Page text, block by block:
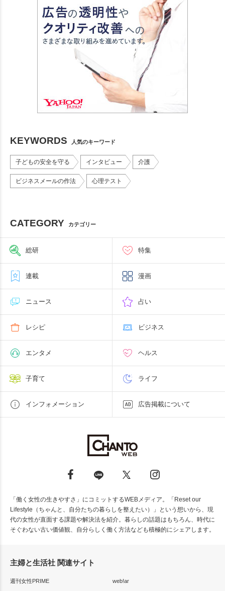
KEYWORDS 人気のキーワード
子どもの安全を守る インタビュー 介護
ビジネスメールの作法 心理テスト
CATEGORY カテゴリー
総研 特集
連載 漫画
ニュース 占い
レシピ ビジネス
エンタメ ヘルス
子育て ライフ
インフォメーション 広告掲載について
「働く女性の生きやすさ」にコミットするWEBメディア。「Reset our
Lifestyle（ちゃんと、自分たちの暮らしを整えたい）」という想いから、現
代の女性が直面する課題や解決法を紹介。暮らしの話題はもちろん、時代に
そぐわない古い価値観、自分らしく働く方法なども積極的にシェアします。
主婦と生活社 関連サイト
週刊女性PRIME
web!ar